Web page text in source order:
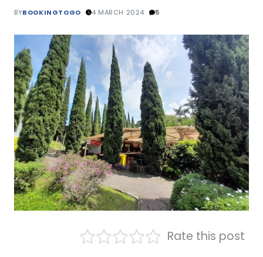
BYBOOKINGTOGO 4 MARCH 2024 5
Rate this post